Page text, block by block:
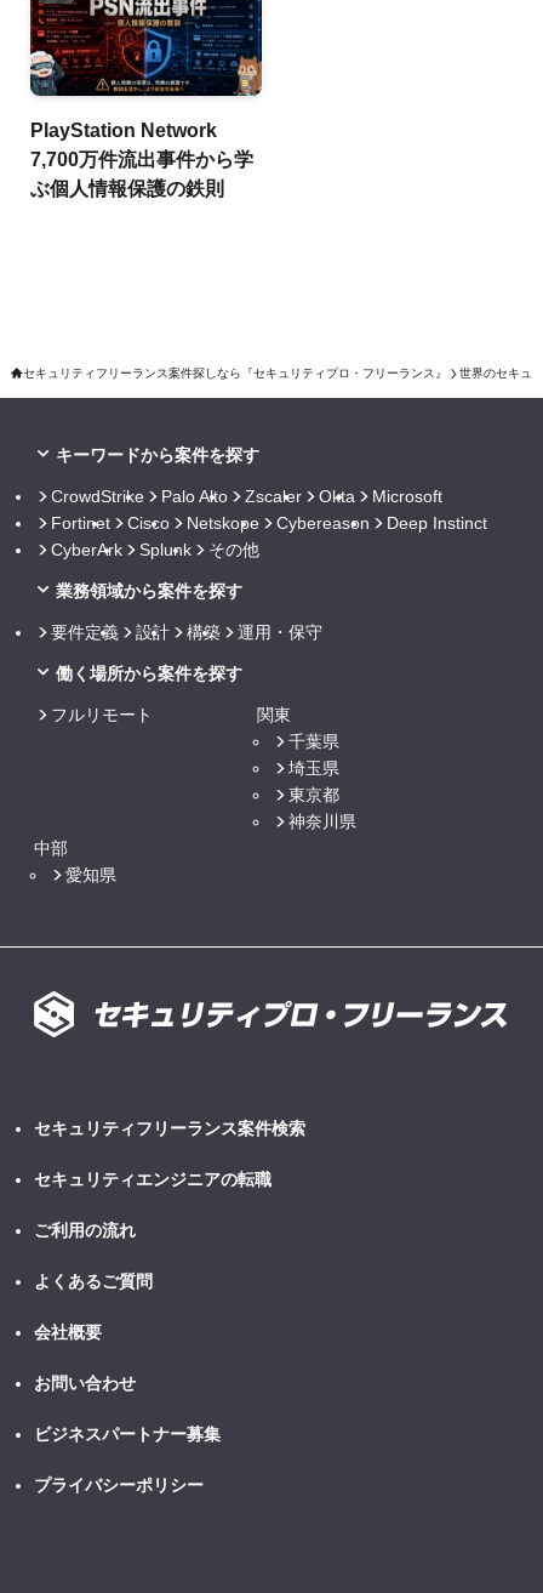
PlayStation Network
7,700万件流出事件から学
ぶ個人情報保護の鉄則
セキュリティフリーランス案件探しなら『セキュリティプロ・フリーランス』 世界のセキュ
キーワードから案件を探す
CrowdStrike Palo Alto Zscaler Okta
Microsoft
Fortinet
Cisco Netskope Cybereason
Deep Instinct
CyberArk
Splunk その他
業務領域から案件を探す
要件定義 設計 構築 運用・保守
働く場所から案件を探す
フルリモート
関東
千葉県
埼玉県
東京都
神奈川県
中部
愛知県
セキュリティフリーランス案件検索
セキュリティエンジニアの転職
ご利用の流れ
よくあるご質問
会社概要
お問い合わせ
ビジネスパートナー募集
プライバシーポリシー